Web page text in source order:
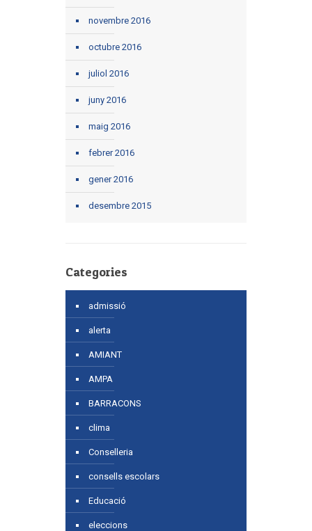
novembre 2016
octubre 2016
juliol 2016
juny 2016
maig 2016
febrer 2016
gener 2016
desembre 2015
Categories
admissió
alerta
AMIANT
AMPA
BARRACONS
clima
Conselleria
consells escolars
Educació
eleccions